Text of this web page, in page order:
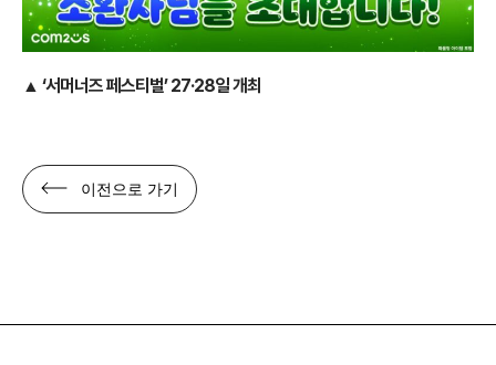
▲ ‘서머너즈 페스티벌’ 27·28일 개최
이전으로 가기